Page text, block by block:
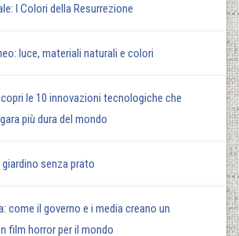
I Colori della Resurrezione
luce, materiali naturali e colori
le 10 innovazioni tecnologiche che
più dura del mondo
senza prato
come il governo e i media creano un
film horror per il mondo